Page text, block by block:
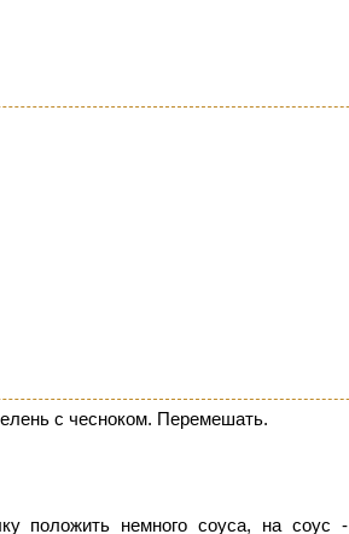
с чесноком. Перемешать.
положить немного соуса, на соус -